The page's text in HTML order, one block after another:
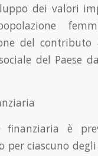
dei valori
del contributo
del Paese
finanziaria è
per ciascuno